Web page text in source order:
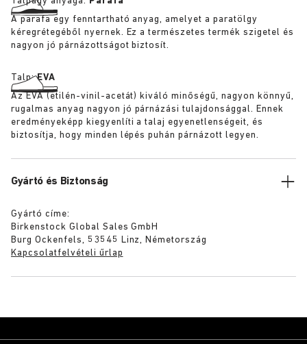
A parafa egy fenntartható anyag, amelyet a paratölgy
kéregrétegéből nyernek. Ez a természetes termék szigetel és
nagyon jó párnázottságot biztosít.
Talp:EVA
Az EVA (etilén-vinil-acetát) kiváló minőségű, nagyon könnyű,
rugalmas anyag nagyon jó párnázási tulajdonsággal. Ennek
eredményeképp kiegyenlíti a talaj egyenetlenségeit, és
biztosítja, hogy minden lépés puhán párnázott legyen.
Gyártó és Biztonság
Gyártó címe:
Birkenstock Global Sales GmbH
Burg Ockenfels, 53545 Linz, Németország
Kapcsolatfelvételi űrlap